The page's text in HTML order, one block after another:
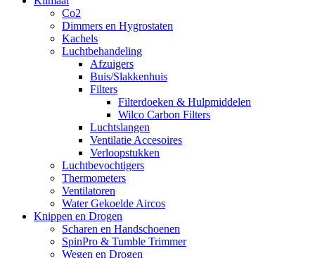
Co2
Dimmers en Hygrostaten
Kachels
Luchtbehandeling
Afzuigers
Buis/Slakkenhuis
Filters
Filterdoeken & Hulpmiddelen
Wilco Carbon Filters
Luchtslangen
Ventilatie Accesoires
Verloopstukken
Luchtbevochtigers
Thermometers
Ventilatoren
Water Gekoelde Aircos
Knippen en Drogen
Scharen en Handschoenen
SpinPro & Tumble Trimmer
Wegen en Drogen